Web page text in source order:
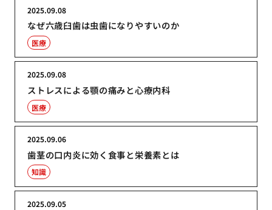
なぜ六歳臼歯は虫歯になりやすいのか
2025.09.08
医療
ストレスによる顎の痛みと心療内科
2025.09.08
医療
歯茎の口内炎に効く食事と栄養素とは
2025.09.06
知識
2025.09.05